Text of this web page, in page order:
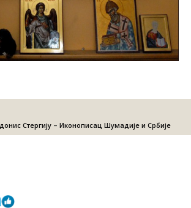
Стергију – Иконописац Шумадије и Србије